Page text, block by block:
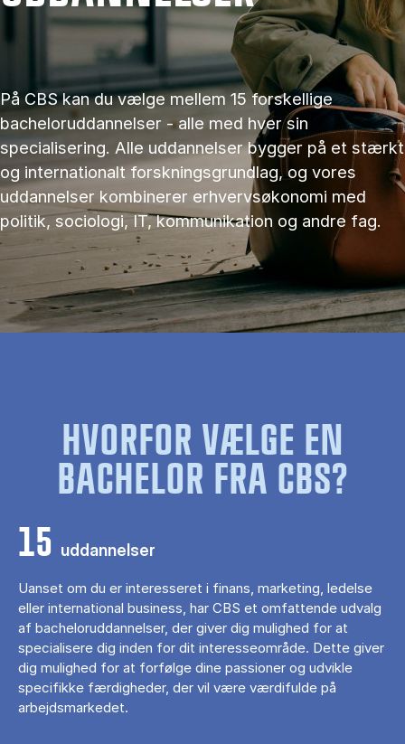
På CBS kan du vælge mellem 15 forskellige
bacheloruddannelser - alle med hver sin
specialisering. Alle uddannelser bygger på et stærkt
og internationalt forskningsgrundlag, og vores
uddannelser kombinerer erhvervsøkonomi med
politik, sociologi, IT, kommunikation og andre fag.
HVORFOR VÆLGE EN
BACHELOR FRA CBS?
15 uddannelser
Uanset om du er interesseret i finans, marketing, ledelse
eller international business, har CBS et omfattende udvalg
af bacheloruddannelser, der giver dig mulighed for at
specialisere dig inden for dit interesseområde. Dette giver
dig mulighed for at forfølge dine passioner og udvikle
specifikke færdigheder, der vil være værdifulde på
arbejdsmarkedet.